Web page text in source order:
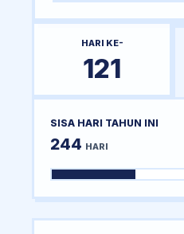
HARI KE-
121
SISA HARI TAHUN INI
244 HARI